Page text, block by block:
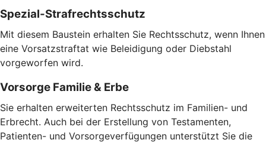
Spezial-Strafrechtsschutz
Mit diesem Baustein erhalten Sie Rechtsschutz, wenn Ihnen
eine Vorsatzstraftat wie Beleidigung oder Diebstahl
vorgeworfen wird.
Vorsorge Familie & Erbe
Sie erhalten erweiterten Rechtsschutz im Familien- und
Erbrecht. Auch bei der Erstellung von Testamenten,
Patienten- und Vorsorgeverfügungen unterstützt Sie die